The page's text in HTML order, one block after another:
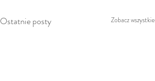
Ostatnie posty Zobacz wszystkie